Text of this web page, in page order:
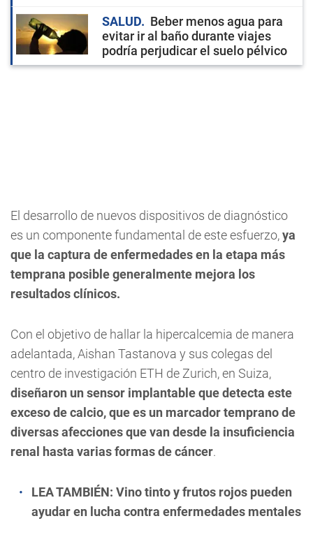
SALUD
Beber menos agua para
evitar ir al baño durante viajes
podría perjudicar el suelo pélvico
El desarrollo de nuevos dispositivos de diagnóstico
es un componente fundamental de este esfuerzo,ya
que la captura de enfermedades en la etapa más
temprana posible generalmente mejora los
resultados clínicos.
Con el objetivo de hallar la hipercalcemia de manera
adelantada, Aishan Tastanova y sus colegas del
centro de investigación ETH de Zurich, en Suiza,
diseñaron un sensor implantable que detecta este
exceso de calcio, que es un marcador temprano de
diversas afecciones que van desde la insuficiencia
renal hasta varias formas de cáncer.
LEA TAMBIÉN: Vino tinto y frutos rojos pueden
ayudar en lucha contra enfermedades mentales